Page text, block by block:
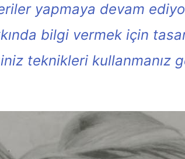
yapmaya devam
bilgi vermek için
teknikleri kullanmanız